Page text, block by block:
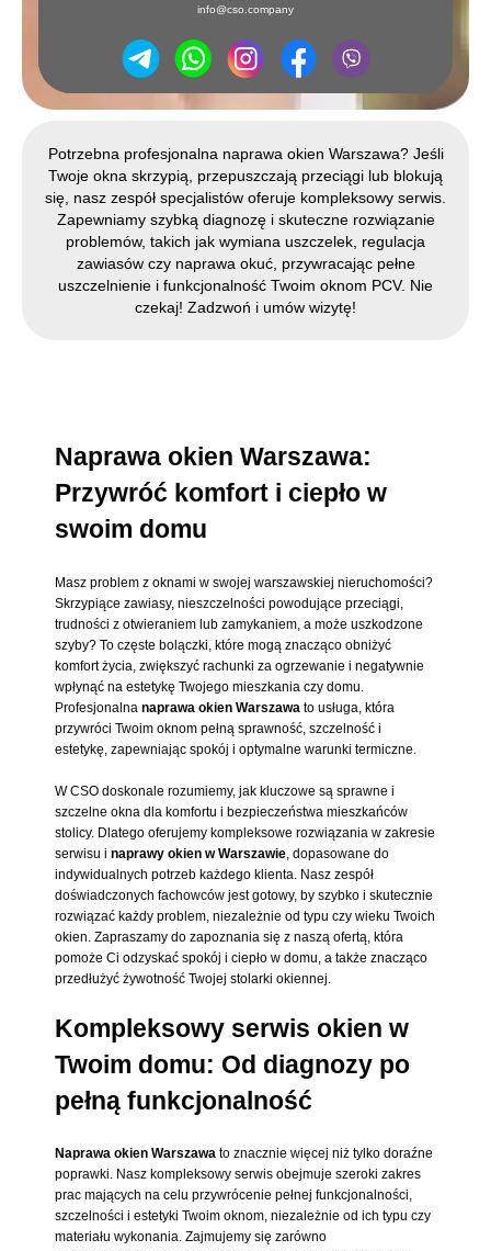
info@cso.company
Potrzebna profesjonalna naprawa okien Warszawa? Jeśli
Twoje okna skrzypią, przepuszczają przeciągi lub blokują
się, nasz zespół specjalistów oferuje kompleksowy serwis.
Zapewniamy szybką diagnozę i skuteczne rozwiązanie
problemów, takich jak wymiana uszczelek, regulacja
zawiasów czy naprawa okuć, przywracając pełne
uszczelnienie i funkcjonalność Twoim oknom PCV. Nie
czekaj! Zadzwoń i umów wizytę!
Naprawa okien Warszawa:
Przywróć komfort i ciepło w
swoim domu
Masz problem z oknami w swojej warszawskiej nieruchomości?
Skrzypiące zawiasy, nieszczelności powodujące przeciągi,
trudności z otwieraniem lub zamykaniem, a może uszkodzone
szyby? To częste bolączki, które mogą znacząco obniżyć
komfort życia, zwiększyć rachunki za ogrzewanie i negatywnie
wpłynąć na estetykę Twojego mieszkania czy domu.
Profesjonalna naprawa okien Warszawa to usługa, która
przywróci Twoim oknom pełną sprawność, szczelność i
estetykę, zapewniając spokój i optymalne warunki termiczne.
W CSO doskonale rozumiemy, jak kluczowe są sprawne i
szczelne okna dla komfortu i bezpieczeństwa mieszkańców
stolicy. Dlatego oferujemy kompleksowe rozwiązania w zakresie
serwisu i naprawy okien w Warszawie , dopasowane do
indywidualnych potrzeb każdego klienta. Nasz zespół
doświadczonych fachowców jest gotowy, by szybko i skutecznie
rozwiązać każdy problem, niezależnie od typu czy wieku Twoich
okien. Zapraszamy do zapoznania się z naszą ofertą, która
pomoże Ci odzyskać spokój i ciepło w domu, a także znacząco
przedłużyć żywotność Twojej stolarki okiennej.
Kompleksowy serwis okien w
Twoim domu: Od diagnozy po
pełną funkcjonalność
Naprawa okien Warszawa to znacznie więcej niż tylko doraźne
poprawki. Nasz kompleksowy serwis obejmuje szeroki zakres
prac mających na celu przywrócenie pełnej funkcjonalności,
szczelności i estetyki Twoim oknom, niezależnie od ich typu czy
materiału wykonania. Zajmujemy się zarówno